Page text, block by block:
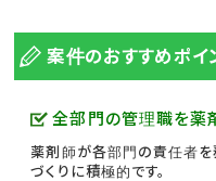
案件のおすすめポイ
全部門の管理職を薬
薬剤師が各部門の責任者を
づくりに積極的です。